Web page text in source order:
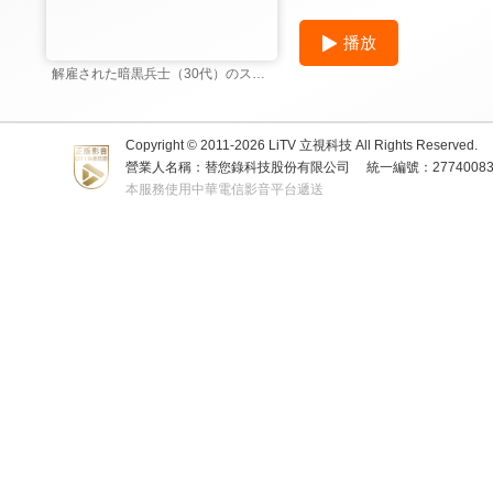
解雇された暗黒兵士（30代）のスローなセカンンドライフ
播放
Copyright © 2011-2026 LiTV 立視科技 All Rights Reserved.
營業人名稱：替您錄科技股份有限公司
統一編號：
本服務使用中華電信影音平台遞送